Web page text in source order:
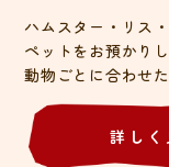
ハムスター・リス
ペットをお預かり
動物ごとに合わせ
詳しく